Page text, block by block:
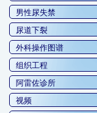
男性尿失禁
尿道下裂
外科操作图谱
组织工程
阿雷佐诊所
视频